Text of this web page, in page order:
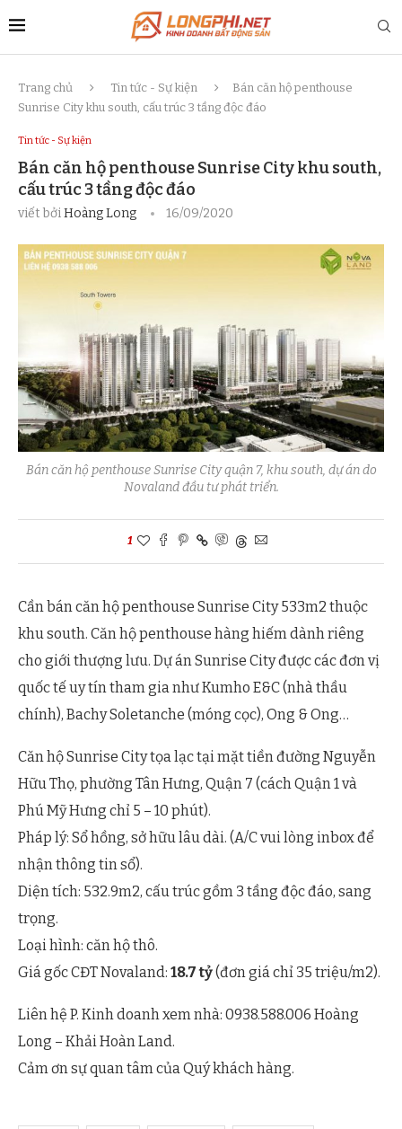
Trang chủ Tin tức - Sự kiện
Bán căn hộ penthouse
Sunrise City khu south, cấu trúc 3 tầng độc đáo
Tin tức - Sự kiện
Bán căn hộ penthouse Sunrise City khu south,
cấu trúc 3 tầng độc đáo
viết bởiHoàng Long 16/09/2020
Bán căn hộ penthouse Sunrise City quận 7, khu south, dự án do
Novaland đầu tư phát triển.
1
Cần bán căn hộ penthouse Sunrise City 533m2 thuộc
khu south. Căn hộ penthouse hàng hiếm dành riêng
cho giới thượng lưu. Dự án Sunrise City được các đơn vị
quốc tế uy tín tham gia như Kumho E&C (nhà thầu
chính), Bachy Soletanche (móng cọc), Ong & Ong…
Căn hộ Sunrise City tọa lạc tại mặt tiền đường Nguyễn
Hữu Thọ, phường Tân Hưng, Quận 7 (cách Quận 1 và
Phú Mỹ Hưng chỉ 5 – 10 phút).
Pháp lý: Sổ hồng, sở hữu lâu dài. (A/C vui lòng inbox để
nhận thông tin sổ).
Diện tích: 532.9m2, cấu trúc gồm 3 tầng độc đáo, sang
trọng.
Loại hình: căn hộ thô.
Giá gốc CĐT Novaland: 18.7 tỷ(đơn giá chỉ 35 triệu/m2).
Liên hệ P. Kinh doanh xem nhà: 0938.588.006 Hoàng
Long – Khải Hoàn Land.
Cảm ơn sự quan tâm của Quý khách hàng.